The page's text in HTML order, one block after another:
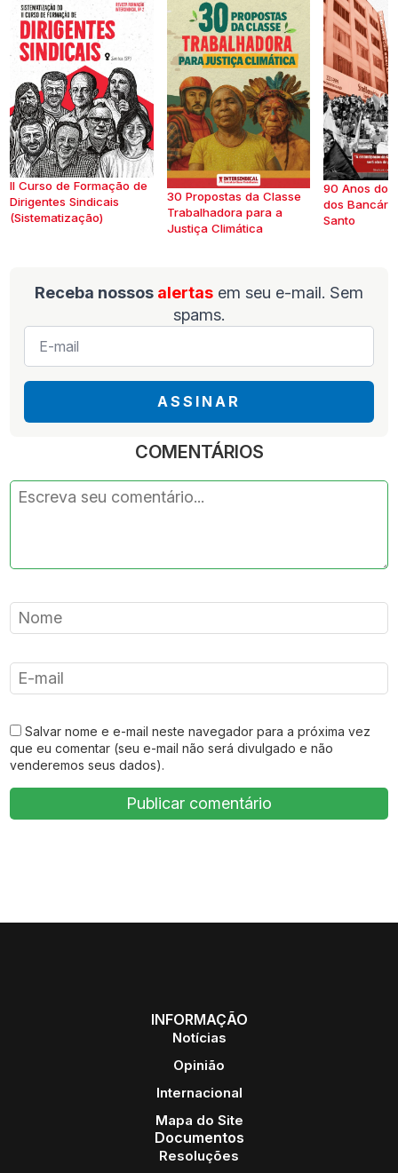
II Curso de Formação de
Dirigentes Sindicais
(Sistematização)
30 Propostas da Classe
Trabalhadora para a
Justiça Climática
90 Anos do
dos
Santo
Receba nossos alertas em seu e-mail. Sem
spams.
E-
mail
ASSINAR
COMENTÁRIOS
Salvar nome e e-mail neste navegador para a próxima vez
que eu comentar (seu e-mail não será divulgado e não
venderemos seus dados).
INFORMAÇÃO
Notícias
Opinião
Internacional
Mapa do Site
Documentos
Resoluções